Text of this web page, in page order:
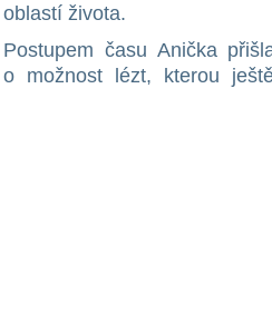
oblastí života.
Postupem času Anička
o možnost lézt, kterou